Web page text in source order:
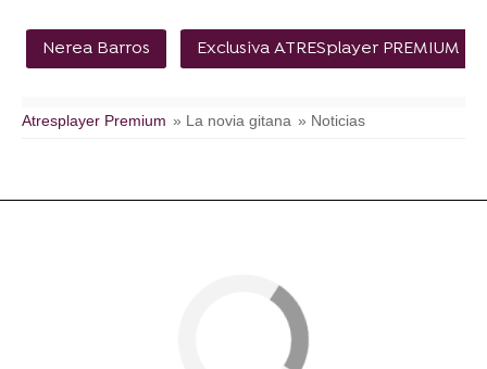
Nerea Barros Exclusiva ATRESplayer PREMIUM
Atresplayer Premium » La novia gitana » Noticias